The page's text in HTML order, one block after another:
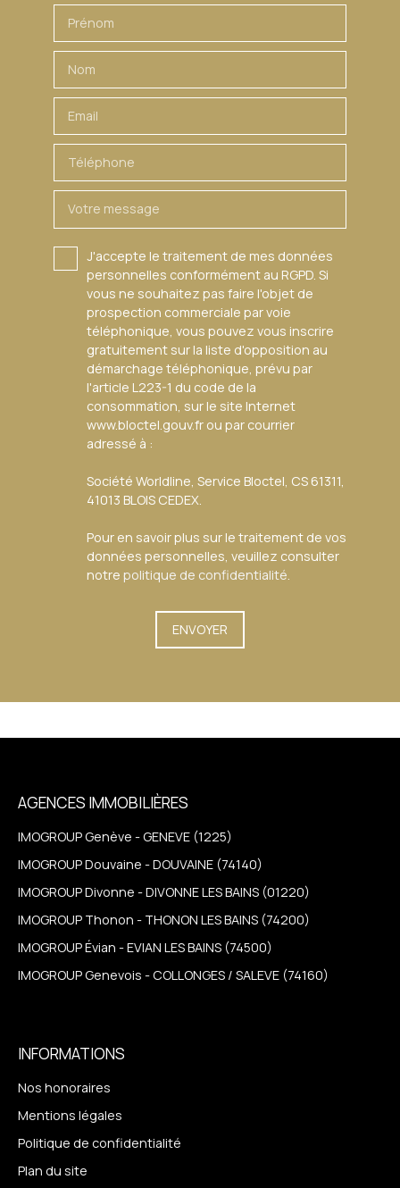
Prénom
Nom
Email
Téléphone
Votre message
J'accepte le traitement de mes données
personnelles conformément au RGPD. Si
vous ne souhaitez pas faire l'objet de
prospection commerciale par voie
téléphonique, vous pouvez vous inscrire
gratuitement sur la liste d'opposition au
démarchage téléphonique, prévu par
l'article L223-1 du code de la
consommation, sur le site Internet
www.bloctel.gouv.fr ou par courrier
adressé à :
Société Worldline, Service Bloctel, CS 61311,
41013 BLOIS CEDEX.
Pour en savoir plus sur le traitement de vos
données personnelles, veuillez consulter
notre politique de confidentialité
ENVOYER
AGENCES IMMOBILIÈRES
IMOGROUP Genève - GENEVE (1225)
IMOGROUP Douvaine - DOUVAINE (74140)
IMOGROUP Divonne - DIVONNE LES BAINS (01220)
IMOGROUP Thonon - THONON LES BAINS (74200)
IMOGROUP Évian - EVIAN LES BAINS (74500)
IMOGROUP Genevois - COLLONGES / SALEVE (74160)
INFORMATIONS
Nos honoraires
Mentions légales
Politique de confidentialité
Plan du site